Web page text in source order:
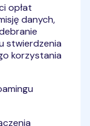
opłat
danych,
stwierdzenia
korzystania